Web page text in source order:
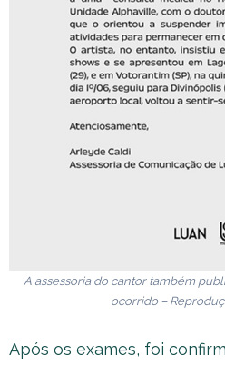
A assessoria do cantor também
ocorrido –
Após os exames, foi